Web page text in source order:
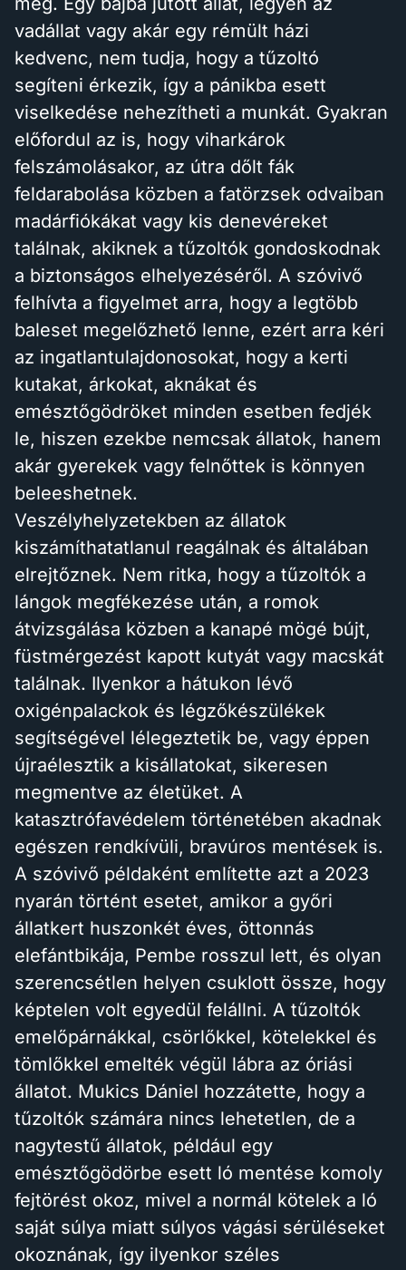
vadállat vagy akár egy rémült házi
kedvenc, nem tudja, hogy a tűzoltó
segíteni érkezik, így a pánikba esett
viselkedése nehezítheti a munkát. Gyakran
előfordul az is, hogy viharkárok
felszámolásakor, az útra dőlt fák
feldarabolása közben a fatörzsek odvaiban
madárfiókákat vagy kis denevéreket
találnak, akiknek a tűzoltók gondoskodnak
a biztonságos elhelyezéséről. A szóvivő
felhívta a figyelmet arra, hogy a legtöbb
baleset megelőzhető lenne, ezért arra kéri
az ingatlantulajdonosokat, hogy a kerti
kutakat, árkokat, aknákat és
emésztőgödröket minden esetben fedjék
le, hiszen ezekbe nemcsak állatok, hanem
akár gyerekek vagy felnőttek is könnyen
beleeshetnek.
Veszélyhelyzetekben az állatok
kiszámíthatatlanul reagálnak és általában
elrejtőznek. Nem ritka, hogy a tűzoltók a
lángok megfékezése után, a romok
átvizsgálása közben a kanapé mögé bújt,
füstmérgezést kapott kutyát vagy macskát
találnak. Ilyenkor a hátukon lévő
oxigénpalackok és légzőkészülékek
segítségével lélegeztetik be, vagy éppen
újraélesztik a kisállatokat, sikeresen
megmentve az életüket. A
katasztrófavédelem történetében akadnak
egészen rendkívüli, bravúros mentések is.
A szóvivő példaként említette azt a 2023
nyarán történt esetet, amikor a győri
állatkert huszonkét éves, öttonnás
elefántbikája, Pembe rosszul lett, és olyan
szerencsétlen helyen csuklott össze, hogy
képtelen volt egyedül felállni. A tűzoltók
emelőpárnákkal, csörlőkkel, kötelekkel és
tömlőkkel emelték végül lábra az óriási
állatot. Mukics Dániel hozzátette, hogy a
tűzoltók számára nincs lehetetlen, de a
nagytestű állatok, például egy
emésztőgödörbe esett ló mentése komoly
fejtörést okoz, mivel a normál kötelek a ló
saját súlya miatt súlyos vágási sérüléseket
okoznának, így ilyenkor széles